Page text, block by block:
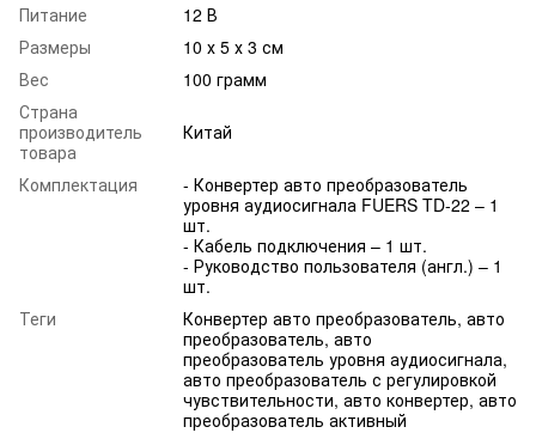
Питание
12 В
Размеры
10 х 5 х 3 см
Вес
100 грамм
Страна
производитель
товара
Китай
Комплектация
- Конвертер авто преобразователь
уровня аудиосигнала FUERS TD-22 – 1
шт.
- Кабель подключения – 1 шт.
- Руководство пользователя (англ.) – 1
шт.
Теги
Конвертер авто преобразователь, авто
преобразователь, авто
преобразователь уровня аудиосигнала,
авто преобразователь с регулировкой
чувствительности, авто конвертер, авто
преобразователь активный